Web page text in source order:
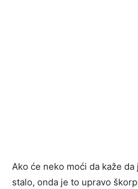
Ako će neko moći da kaže
stalo, onda je to upravo